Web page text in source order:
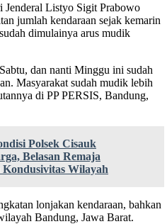
Jenderal Listyo Sigit Prabowo
jumlah kendaraan sejak kemarin
dimulainya arus mudik
dan nanti Minggu ini sudah
Masyarakat sudah mudik lebih
di PP PERSIS, Bandung,
Polsek Cisauk
Belasan Remaja
Wilayah
lonjakan kendaraan, bahkan
Bandung, Jawa Barat.